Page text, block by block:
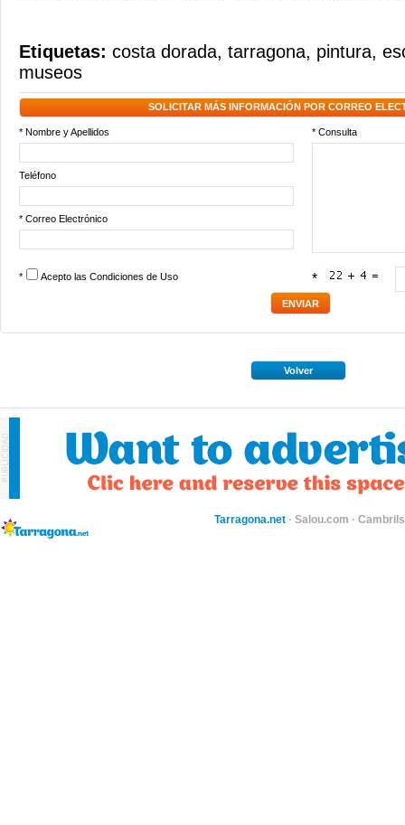
Etiquetas: costa dorada, tarragona, pintura,
museos
SOLICITAR MÁS INFORMACIÓN POR CORREO
* Nombre y Apellidos * Consulta
Teléfono
* Correo Electrónico
* Acepto las Condiciones de Uso *
Volver
Tarragona.net · Salou.com ·